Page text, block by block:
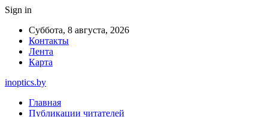
Sign in
Суббота, 8 августа, 2026
Контакты
Лента
Карта
inoptics.by
Главная
Публикации читателей